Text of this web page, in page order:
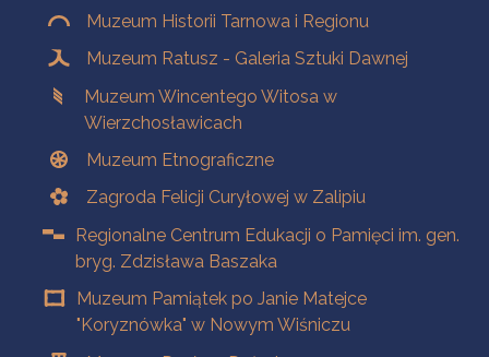
Muzeum Historii Tarnowa i Regionu
Muzeum Ratusz - Galeria Sztuki Dawnej
Muzeum Wincentego Witosa w
Wierzchosławicach
Muzeum Etnograficzne
Zagroda Felicji Curyłowej w Zalipiu
Regionalne Centrum Edukacji o Pamięci im. gen.
bryg. Zdzisława Baszaka
Muzeum Pamiątek po Janie Matejce
"Koryznówka" w Nowym Wiśniczu